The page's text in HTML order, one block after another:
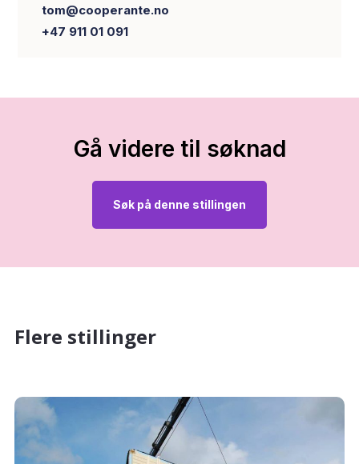
tom@cooperante.no
+47 911 01 091
Gå videre til søknad
Søk på denne stillingen
Flere stillinger